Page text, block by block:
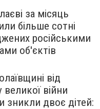
за місяць
більше сотні
російськими
об'єктів
від
великої війни
зникли двоє дітей: